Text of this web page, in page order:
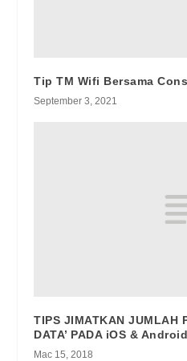
Tip TM Wifi Bersama
September 3, 2021
TIPS JIMATKAN JUMLAH
DATA’ PADA iOS & Android
Mac 15, 2018